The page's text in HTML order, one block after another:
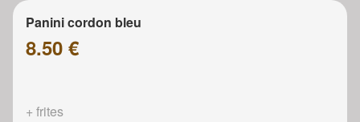
Panini cordon bleu
8.50 €
+ frites